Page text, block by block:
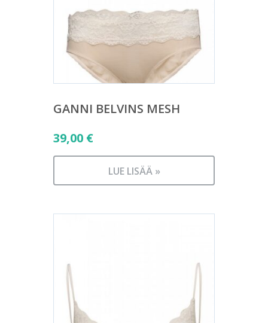
GANNI BELVINS MESH
39,00 €
LUE LISÄÄ »